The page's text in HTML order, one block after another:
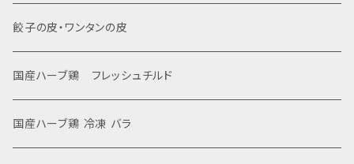
餃子の皮・ワンタンの皮
国産ハーブ鶏 フレッシュチルド
国産ハーブ鶏 冷凍 バラ